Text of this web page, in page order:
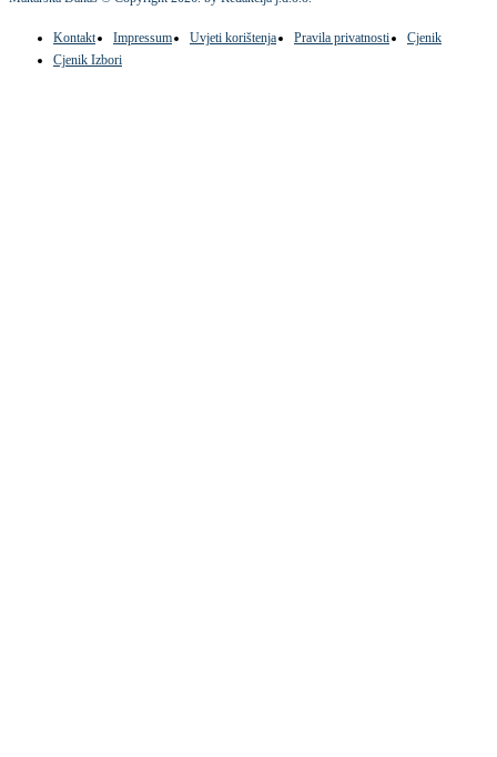
Kontakt Impressum Uvjeti korištenja Pravila privatnosti
Cjenik
Cjenik Izbori